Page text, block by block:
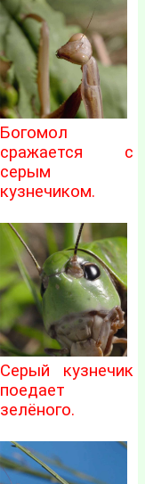
Богомол
сражается с
серым
кузнечиком.
Серый кузнечик
поедает
зелёного.